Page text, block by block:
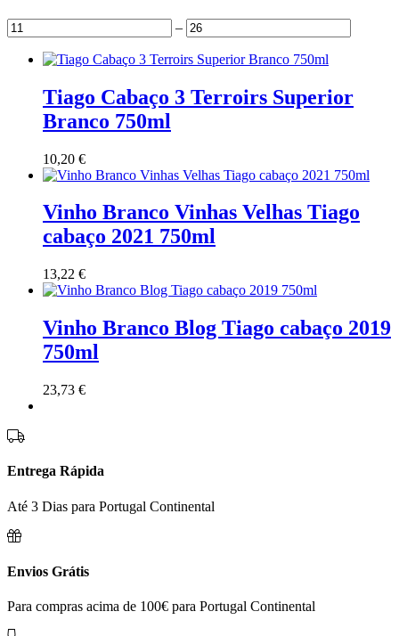
–
Tiago Cabaço 3 Terroirs Superior
Branco 750ml
10,20 €
Vinho Branco Vinhas Velhas Tiago
cabaço 2021 750ml
13,22 €
Vinho Branco Blog Tiago cabaço 2019
750ml
23,73 €
Entrega Rápida
Até 3 Dias para Portugal Continental
Envios Grátis
Para compras acima de 100€ para Portugal Continental